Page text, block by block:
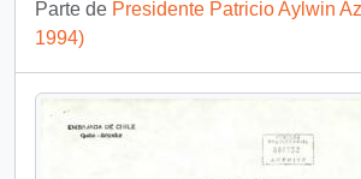
Parte de Presidente Patricio Aylwin
1994)